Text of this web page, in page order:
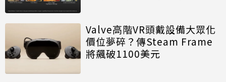
Valve高階VR頭戴設備大眾化
價位夢碎？傳Steam Frame
將飆破1100美元